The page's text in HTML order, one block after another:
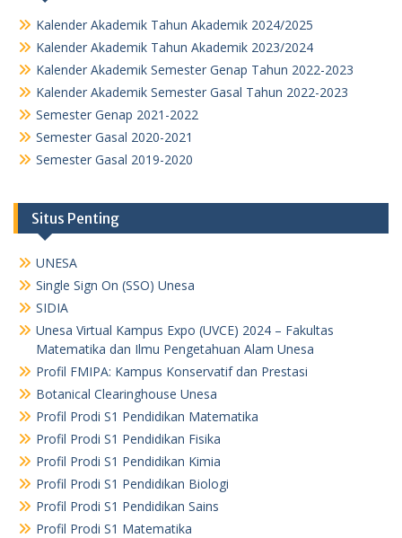
Kalender Akademik Tahun Akademik 2024/2025
Kalender Akademik Tahun Akademik 2023/2024
Kalender Akademik Semester Genap Tahun 2022-2023
Kalender Akademik Semester Gasal Tahun 2022-2023
Semester Genap 2021-2022
Semester Gasal 2020-2021
Semester Gasal 2019-2020
Situs Penting
UNESA
Single Sign On (SSO) Unesa
SIDIA
Unesa Virtual Kampus Expo (UVCE) 2024 – Fakultas
Matematika dan Ilmu Pengetahuan Alam Unesa
Profil FMIPA: Kampus Konservatif dan Prestasi
Botanical Clearinghouse Unesa
Profil Prodi S1 Pendidikan Matematika
Profil Prodi S1 Pendidikan Fisika
Profil Prodi S1 Pendidikan Kimia
Profil Prodi S1 Pendidikan Biologi
Profil Prodi S1 Pendidikan Sains
Profil Prodi S1 Matematika